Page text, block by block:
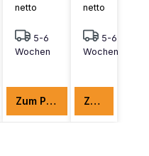
netto
5-6
Wochen
Zum Produkt
netto
5-6
Wochen
Zum Produkt